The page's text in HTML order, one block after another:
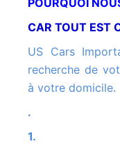
POURQUOI
CAR TOUT EST
US Cars Importation est transparent pour la
recherche de
à votre domicile.
.
1.